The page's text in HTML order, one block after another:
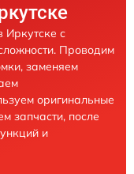
Иркутске с
Проводим
заменяем
оригинальные
запчасти, после
и